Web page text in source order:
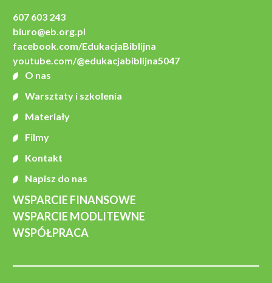
607 603 243
biuro@eb.org.pl
facebook.com/EdukacjaBiblijna
youtube.com/@edukacjabiblijna5047
O nas
Warsztaty i szkolenia
Materiały
Filmy
Kontakt
Napisz do nas
WSPARCIE FINANSOWE
WSPARCIE MODLITEWNE
WSPÓŁPRACA